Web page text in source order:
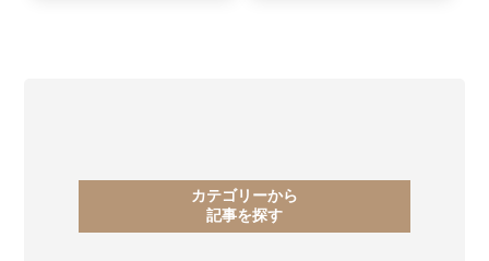
カテゴリーから
記事を探す